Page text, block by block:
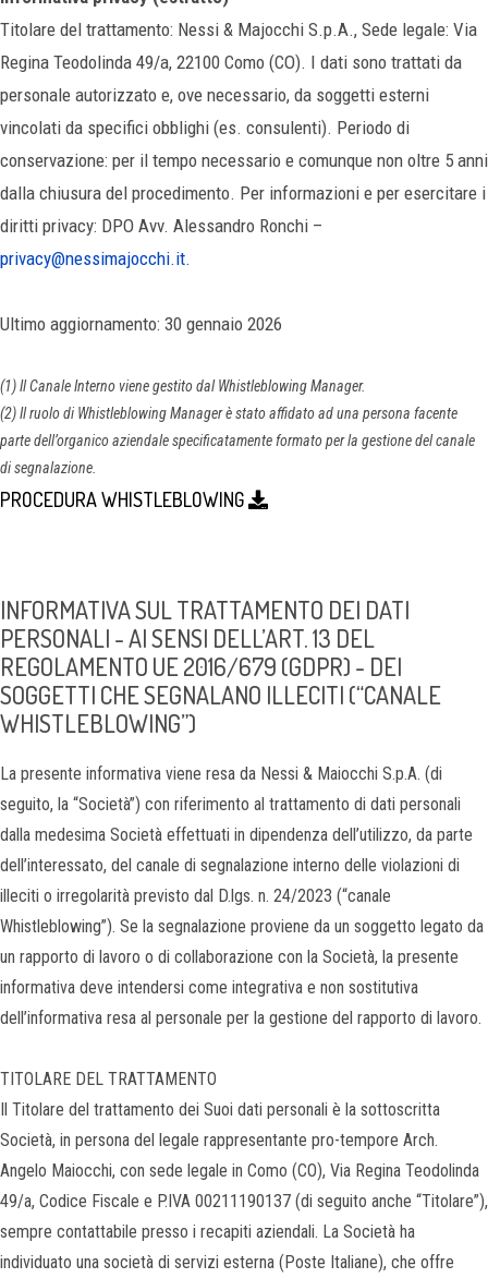
Titolare del trattamento: Nessi & Majocchi S.p.A., Sede legale: Via
Regina Teodolinda 49/a, 22100 Como (CO). I dati sono trattati da
personale autorizzato e, ove necessario, da soggetti esterni
vincolati da specifici obblighi (es. consulenti). Periodo di
conservazione: per il tempo necessario e comunque non oltre 5 anni
dalla chiusura del procedimento. Per informazioni e per esercitare i
diritti privacy: DPO Avv. Alessandro Ronchi –
privacy@nessimajocchi.it.
Ultimo aggiornamento: 30 gennaio 2026
(1) Il Canale Interno viene gestito dal Whistleblowing Manager.
(2) Il ruolo di Whistleblowing Manager è stato affidato ad una persona facente
parte dell’organico aziendale specificatamente formato per la gestione del canale
di segnalazione.
PROCEDURA WHISTLEBLOWING
INFORMATIVA SUL TRATTAMENTO DEI DATI
PERSONALI - AI SENSI DELL’ART. 13 DEL
REGOLAMENTO UE 2016/679 (GDPR) - DEI
SOGGETTI CHE SEGNALANO ILLECITI (“CANALE
WHISTLEBLOWING”)
La presente informativa viene resa da Nessi & Maiocchi S.p.A. (di
seguito, la “Società”) con riferimento al trattamento di dati personali
dalla medesima Società effettuati in dipendenza dell’utilizzo, da parte
dell’interessato, del canale di segnalazione interno delle violazioni di
illeciti o irregolarità previsto dal D.lgs. n. 24/2023 (“canale
Whistleblowing”). Se la segnalazione proviene da un soggetto legato da
un rapporto di lavoro o di collaborazione con la Società, la presente
informativa deve intendersi come integrativa e non sostitutiva
dell’informativa resa al personale per la gestione del rapporto di lavoro.
TITOLARE DEL TRATTAMENTO
Il Titolare del trattamento dei Suoi dati personali è la sottoscritta
Società, in persona del legale rappresentante pro-tempore Arch.
Angelo Maiocchi, con sede legale in Como (CO), Via Regina Teodolinda
49/a, Codice Fiscale e P.IVA 00211190137 (di seguito anche “Titolare”),
sempre contattabile presso i recapiti aziendali. La Società ha
individuato una società di servizi esterna (Poste Italiane), che offre